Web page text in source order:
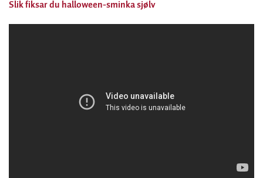
Slik fiksar du halloween-sminka sjølv